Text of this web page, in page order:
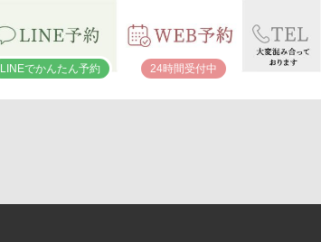
LINEでかんたん予約 24時間受付中